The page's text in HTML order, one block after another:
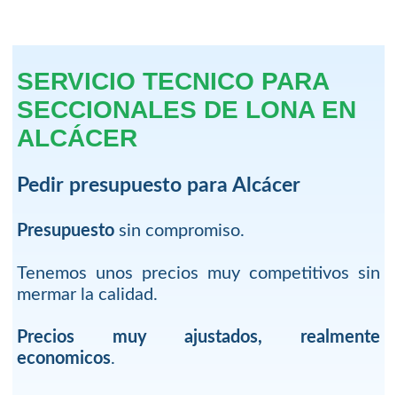
SERVICIO TECNICO PARA
SECCIONALES DE LONA EN
ALCÁCER
Pedir presupuesto para Alcácer
Presupuestosin compromiso.
Tenemos unos precios muy competitivos sin
mermar la calidad.
Precios muy ajustados, realmente
economicos.